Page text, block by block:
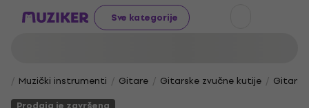
Sve kategorije
Muzički instrumenti Gitare Gitarske zvučne kutije